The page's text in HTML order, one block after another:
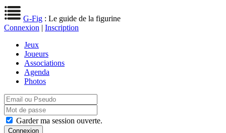
G-Fig : Le guide de la figurine
Connexion | Inscription
Jeux
Joueurs
Associations
Agenda
Photos
Garder ma session ouverte.